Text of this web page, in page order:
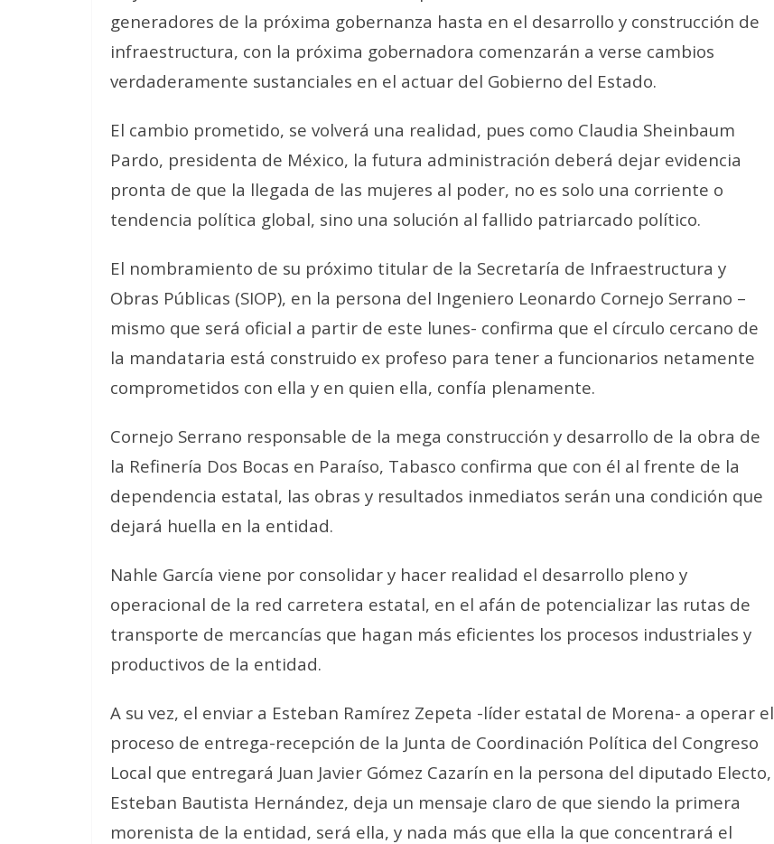
generadores de la próxima gobernanza hasta en el desarrollo y construcción de
infraestructura, con la próxima gobernadora comenzarán a verse cambios
verdaderamente sustanciales en el actuar del Gobierno del Estado.
El cambio prometido, se volverá una realidad, pues como Claudia Sheinbaum
Pardo, presidenta de México, la futura administración deberá dejar evidencia
pronta de que la llegada de las mujeres al poder, no es solo una corriente o
tendencia política global, sino una solución al fallido patriarcado político.
El nombramiento de su próximo titular de la Secretaría de Infraestructura y
Obras Públicas (SIOP), en la persona del Ingeniero Leonardo Cornejo Serrano –
mismo que será oficial a partir de este lunes- confirma que el círculo cercano de
la mandataria está construido ex profeso para tener a funcionarios netamente
comprometidos con ella y en quien ella, confía plenamente.
Cornejo Serrano responsable de la mega construcción y desarrollo de la obra de
la Refinería Dos Bocas en Paraíso, Tabasco confirma que con él al frente de la
dependencia estatal, las obras y resultados inmediatos serán una condición que
dejará huella en la entidad.
Nahle García viene por consolidar y hacer realidad el desarrollo pleno y
operacional de la red carretera estatal, en el afán de potencializar las rutas de
transporte de mercancías que hagan más eficientes los procesos industriales y
productivos de la entidad.
A su vez, el enviar a Esteban Ramírez Zepeta -líder estatal de Morena- a operar el
proceso de entrega-recepción de la Junta de Coordinación Política del Congreso
Local que entregará Juan Javier Gómez Cazarín en la persona del diputado Electo,
Esteban Bautista Hernández, deja un mensaje claro de que siendo la primera
morenista de la entidad, será ella, y nada más que ella la que concentrará el